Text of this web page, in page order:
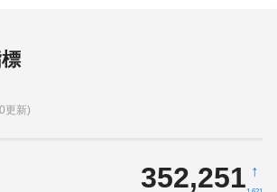
更新)
352,251 ↑